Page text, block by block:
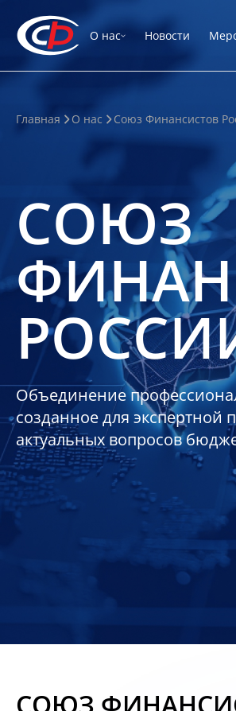
О нас Новости
Главная О нас Союз Финансистов
СОЮЗ
Объединение
созданное для
актуальных вопросов